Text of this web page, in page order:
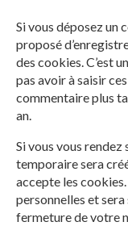
Si vous déposez un
proposé
des cookies. C’est
pas avoir à saisir
commentaire plus
an.
Si vous vous rendez
temporaire sera
accepte les
personnelles et
fermeture de votre